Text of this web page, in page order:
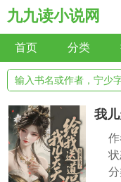
九九读小说网
首页 分类
我
作